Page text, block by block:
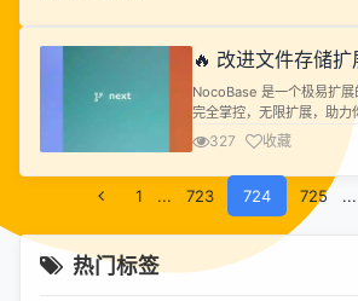
件」确实「手更快」。 对此，铁路 12306 科创中心研
在其系统风险防控措施下，绝大多数「抢票软件」的
🔥 改进文件存储扩
低代码平台
NocoBase 是一个极易扩展
完全掌控，无限扩展，助力
化，显著降低成本，不必
研发，只需要花几分钟部署
NocoBase 中文官网 官方
产品更新日志，最新发布可
NocoBase 目前更新包括的
ma...
327 收藏
1 ... 723 724 725 ...
热门标签